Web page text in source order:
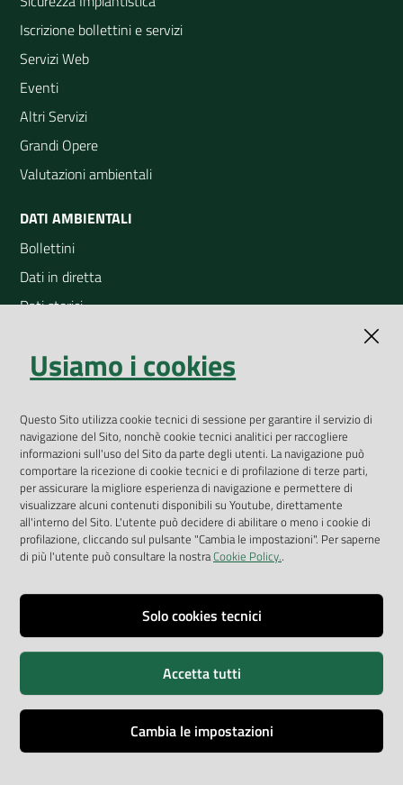
Iscrizione bollettini e servizi
Servizi Web
Eventi
Altri Servizi
Grandi Opere
Valutazioni ambientali
DATI AMBIENTALI
Bollettini
Dati in diretta
Dati storici
Open Data
App Arpav
Rapporti regionali annuali
Le Infografiche
Dispenser dati
Vai alla pagina
Privacy
Accessibilità
Credits
Usiamo i cookies
Questo Sito utilizza cookie tecnici di sessione per garantire il servizio di
navigazione del Sito, nonchè cookie tecnici analitici per raccogliere
informazioni sull'uso del Sito da parte degli utenti. La navigazione può
comportare la ricezione di cookie tecnici e di profilazione di terze parti,
per assicurare la migliore esperienza di navigazione e permettere di
visualizzare alcuni contenuti disponibili su Youtube, direttamente
all'interno del Sito. L'utente può decidere di abilitare o meno i cookie di
profilazione, cliccando sul pulsante "Cambia le impostazioni". Per saperne
di più l'utente può consultare la nostraCookie Policy..
Solo cookies tecnici
Accetta tutti
Cambia le impostazioni